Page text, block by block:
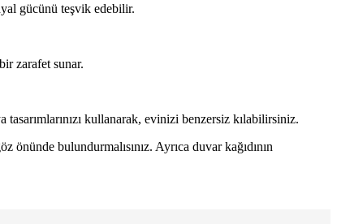
gücünü teşvik edebilir.
zarafet sunar.
kullanarak, evinizi benzersiz kılabilirsiniz.
bulundurmalısınız. Ayrıca duvar kağıdının